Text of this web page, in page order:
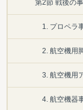
第2節 戦後の
1. プロペラ
2. 航空機用
3. 航空機用
4. 航空機器